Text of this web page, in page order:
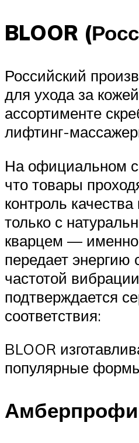
BLOOR
Российский
для ухода за
ассортименте
лифтинг-
На официальном
что товары
контроль
только с
кварцем —
передает энергию
частотой
подтверждается
соответствия:
BLOOR
популярные